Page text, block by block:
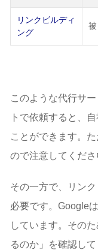
リンクビルディ
ング
このような代行サー
トで依頼すると、
ことができます。
ので注意してくださ
その一方で、リン
必要です。Google
しています。その
るのか」を確認し